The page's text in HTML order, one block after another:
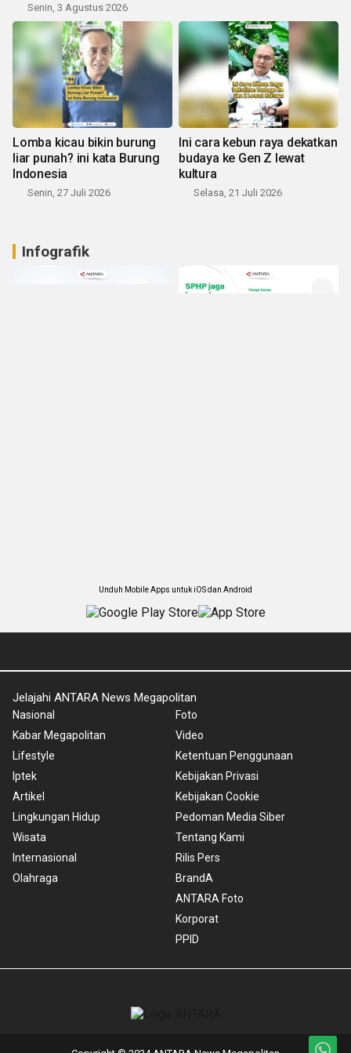
Senin, 3 Agustus 2026
Lomba kicau bikin burung
liar punah? ini kata Burung
Indonesia
Senin, 27 Juli 2026
Ini cara kebun raya dekatkan
budaya ke Gen Z lewat
kultura
Selasa, 21 Juli 2026
Infografik
Unduh Mobile Apps untuk iOS dan Android
Jelajahi ANTARA News Megapolitan
Nasional
Kabar Megapolitan
Lifestyle
Iptek
Artikel
Lingkungan Hidup
Wisata
Internasional
Olahraga
Foto
Video
Ketentuan Penggunaan
Kebijakan Privasi
Kebijakan Cookie
Pedoman Media Siber
Tentang Kami
Rilis Pers
BrandA
ANTARA Foto
Korporat
PPID